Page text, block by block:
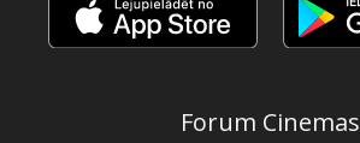
Kino
Klubs
Forum Cinemas